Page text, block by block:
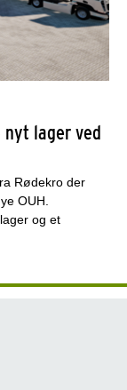
nyt lager ved
Rødekro der
OUH.
og et